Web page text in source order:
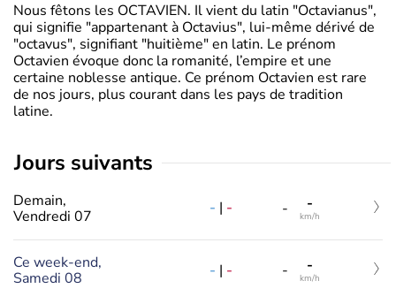
Nous fêtons les OCTAVIEN. Il vient du latin "Octavianus",
qui signifie "appartenant à Octavius", lui-même dérivé de
"octavus", signifiant "huitième" en latin. Le prénom
Octavien évoque donc la romanité, l’empire et une
certaine noblesse antique. Ce prénom Octavien est rare
de nos jours, plus courant dans les pays de tradition
latine.
jours suivants
Demain,
Vendredi 07
- | - - -
km/h
Ce week-end,
Samedi 08
- | - - -
km/h